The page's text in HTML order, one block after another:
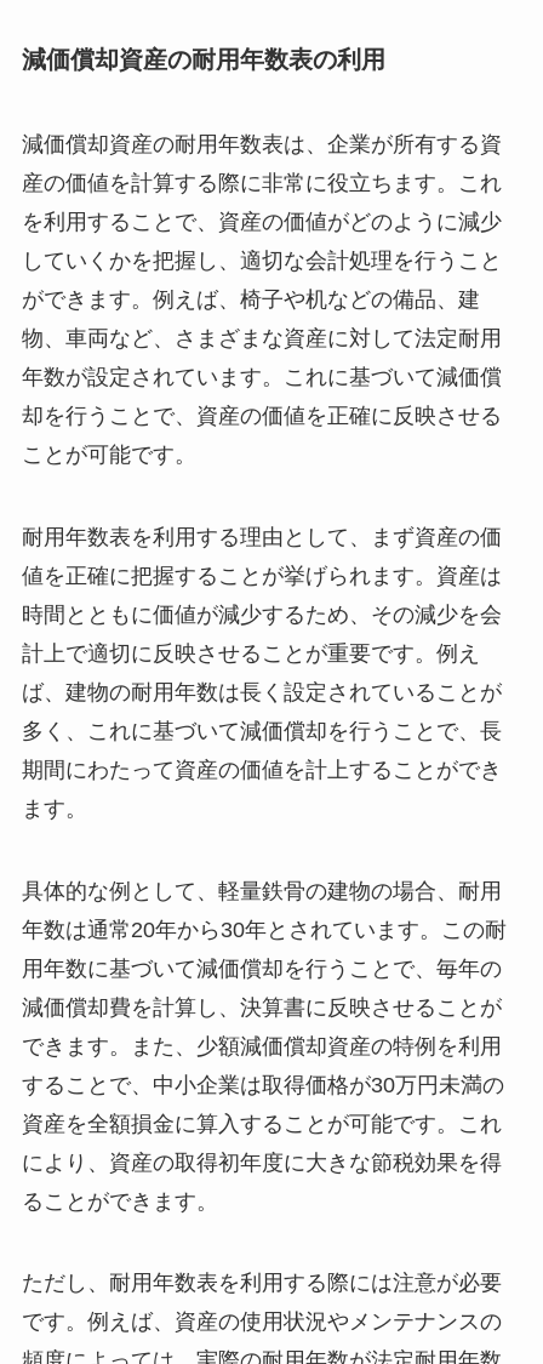
減価償却資産の耐用年数表の利用
減価償却資産の耐用年数表は、企業が所有する資
産の価値を計算する際に非常に役立ちます。これ
を利用することで、資産の価値がどのように減少
していくかを把握し、適切な会計処理を行うこと
ができます。例えば、椅子や机などの備品、建
物、車両など、さまざまな資産に対して法定耐用
年数が設定されています。これに基づいて減価償
却を行うことで、資産の価値を正確に反映させる
ことが可能です。
耐用年数表を利用する理由として、まず資産の価
値を正確に把握することが挙げられます。資産は
時間とともに価値が減少するため、その減少を会
計上で適切に反映させることが重要です。例え
ば、建物の耐用年数は長く設定されていることが
多く、これに基づいて減価償却を行うことで、長
期間にわたって資産の価値を計上することができ
ます。
具体的な例として、軽量鉄骨の建物の場合、耐用
年数は通常20年から30年とされています。この耐
用年数に基づいて減価償却を行うことで、毎年の
減価償却費を計算し、決算書に反映させることが
できます。また、少額減価償却資産の特例を利用
することで、中小企業は取得価格が30万円未満の
資産を全額損金に算入することが可能です。これ
により、資産の取得初年度に大きな節税効果を得
ることができます。
ただし、耐用年数表を利用する際には注意が必要
です。例えば、資産の使用状況やメンテナンスの